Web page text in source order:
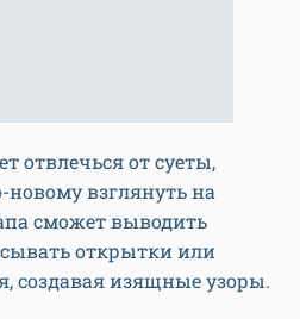
отвлечься от суеты,
новому взглянуть на
сможет выводить
открытки или
создавая изящные узоры.